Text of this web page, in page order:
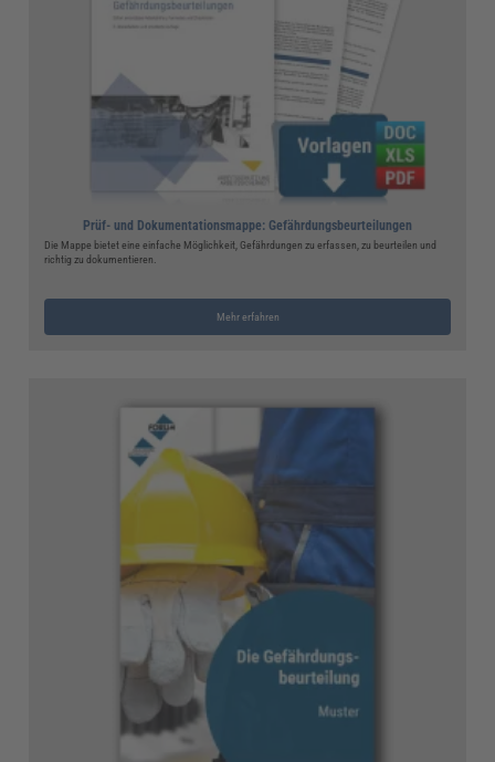
Prüf- und Dokumentationsmappe: Gefährdungsbeurteilungen
Die Mappe bietet eine einfache Möglichkeit, Gefährdungen zu erfassen, zu beurteilen und
richtig zu dokumentieren.
Mehr erfahren